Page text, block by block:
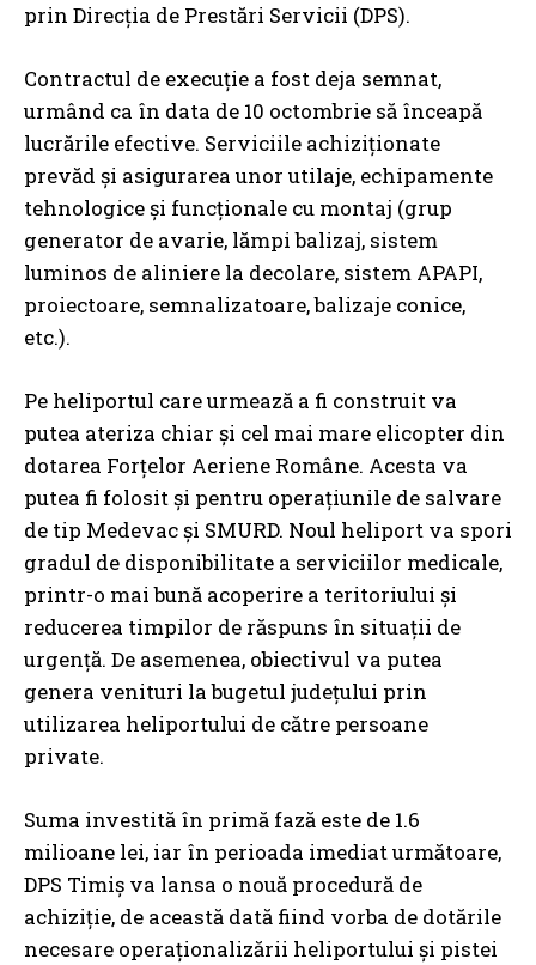
prin Direcția de Prestări Servicii (DPS).
Contractul de execuție a fost deja semnat,
urmând ca în data de 10 octombrie să înceapă
lucrările efective. Serviciile achiziționate
prevăd și asigurarea unor utilaje, echipamente
tehnologice și funcționale cu montaj (grup
generator de avarie, lămpi balizaj, sistem
luminos de aliniere la decolare, sistem APAPI,
proiectoare, semnalizatoare, balizaje conice,
etc.).
Pe heliportul care urmează a fi construit va
putea ateriza chiar și cel mai mare elicopter din
dotarea Forțelor Aeriene Române. Acesta va
putea fi folosit și pentru operațiunile de salvare
de tip Medevac și SMURD. Noul heliport va spori
gradul de disponibilitate a serviciilor medicale,
printr-o mai bună acoperire a teritoriului și
reducerea timpilor de răspuns în situații de
urgență. De asemenea, obiectivul va putea
genera venituri la bugetul județului prin
utilizarea heliportului de către persoane
private.
Suma investită în primă fază este de 1.6
milioane lei, iar în perioada imediat următoare,
DPS Timiș va lansa o nouă procedură de
achiziție, de această dată fiind vorba de dotările
necesare operaționalizării heliportului și pistei